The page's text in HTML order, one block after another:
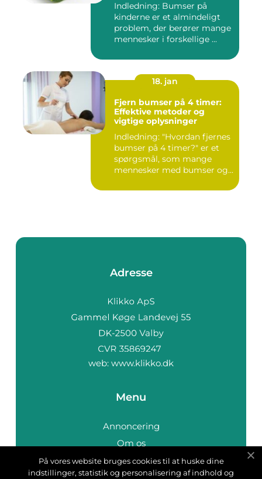
Indledning: Bumser på
kinderne er et almindeligt
problem, der berører mange
mennesker i forskellige ...
18. jan
Fjern bumser på 4 timer:
Effektive metoder og
vigtige oplysninger
Indledning: "Hvordan fjernes
bumser på 4 timer?" er et
spørgsmål, som mange
mennesker med bumser og...
Adresse
web: www.klikko.dk
Menu
Annoncering
Om os
Cookies
Kontakt os
På vores website bruges cookies til at huske dine
indstillinger, statistik og personalisering af indhold og